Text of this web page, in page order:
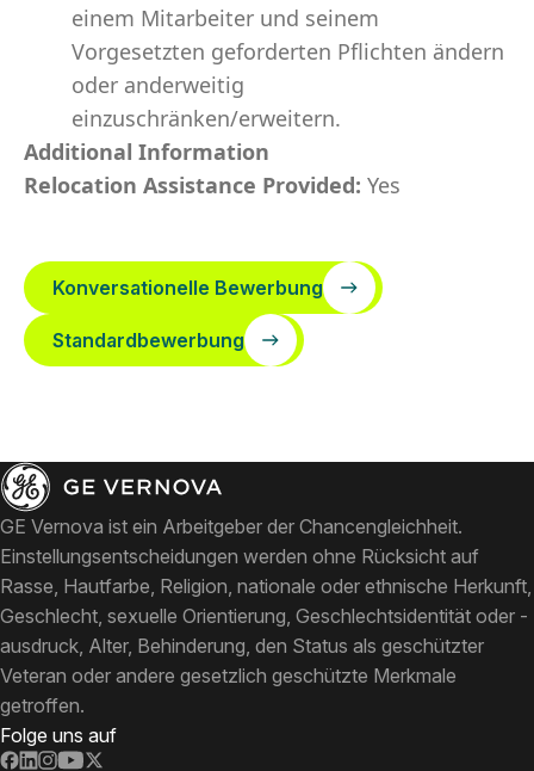
einem Mitarbeiter und seinem
Vorgesetzten geforderten Pflichten ändern
oder anderweitig
einzuschränken/erweitern.
Additional Information
Relocation Assistance Provided: Yes
Konversationelle Bewerbung
Standardbewerbung
GE Vernova ist ein Arbeitgeber der Chancengleichheit.
Einstellungsentscheidungen werden ohne Rücksicht auf
Rasse, Hautfarbe, Religion, nationale oder ethnische Herkunft,
Geschlecht, sexuelle Orientierung, Geschlechtsidentität oder -
ausdruck, Alter, Behinderung, den Status als geschützter
Veteran oder andere gesetzlich geschützte Merkmale
getroffen.
Folge uns auf